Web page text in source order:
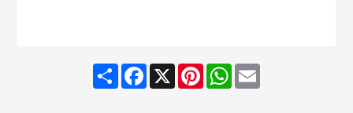
ShareFacebook
X PinterestWhatsApp
Email